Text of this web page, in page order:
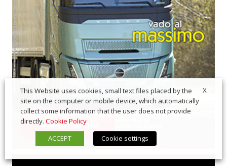
X
This Website uses cookies, small text files placed by the
site on the computer or mobile device, which automatically
collect some information that the user does not provide
directly. Cookie Policy
ACCEPT
Cookie settings